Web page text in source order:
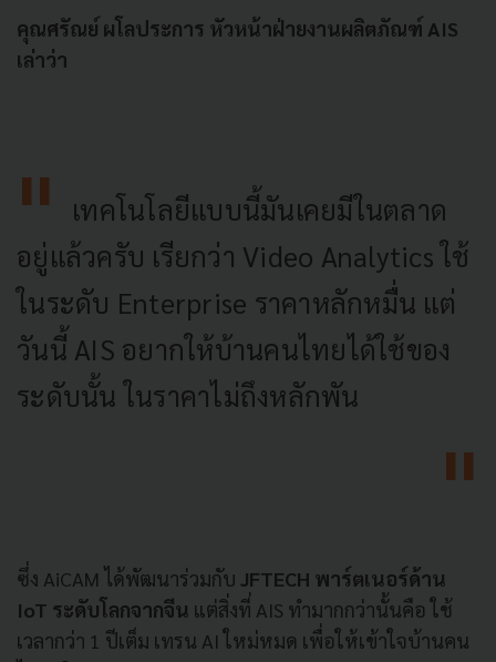
คุณศรัณย์ ผโลประการ หัวหน้าฝ่ายงานผลิตภัณฑ์ AIS
เล่าว่า
เทคโนโลยีแบบนี้มันเคยมีในตลาด
อยู่แล้วครับ เรียกว่า Video Analytics ใช้
ในระดับ Enterprise ราคาหลักหมื่น แต่
วันนี้ AIS อยากให้บ้านคนไทยได้ใช้ของ
ระดับนั้น ในราคาไม่ถึงหลักพัน
ซึ่ง AiCAM ได้พัฒนาร่วมกับ JFTECH พาร์ตเนอร์ด้าน
IoT ระดับโลกจากจีน แต่สิ่งที่ AIS ทำมากกว่านั้นคือ ใช้
เวลากว่า 1 ปีเต็ม เทรน AI ใหม่หมด เพื่อให้เข้าใจบ้านคน